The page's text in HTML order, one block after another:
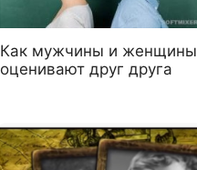
Как мужчины и женщины
оценивают друг друга